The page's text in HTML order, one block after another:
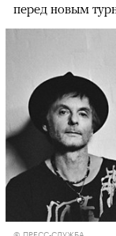
перед новым